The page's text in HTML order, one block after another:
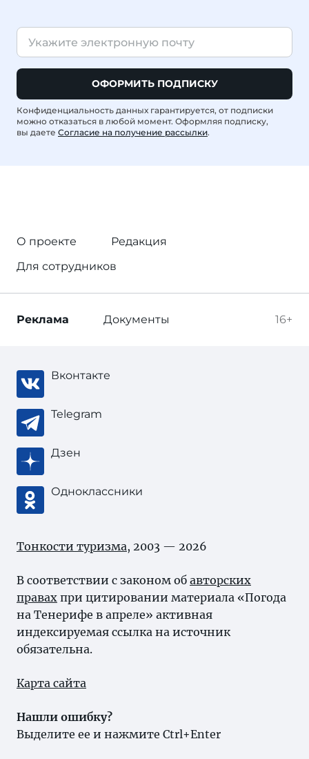
ОФОРМИТЬ ПОДПИСКУ
Конфиденциальность данных гарантируется, от подписки
можно отказаться в любой момент. Оформляя подписку,
вы даете Согласие на получение рассылки.
О проекте
Редакция
Для сотрудников
16+
Реклама Документы
Вконтакте
Telegram
Дзен
Одноклассники
Тонкости туризма, 2003 — 2026
В соответствии с законом об авторских
правах при цитировании материала «Погода
на Тенерифе в апреле» активная
индексируемая ссылка на источник
обязательна.
Карта сайта
Нашли ошибку?
Выделите ее и нажмите Ctrl+Enter